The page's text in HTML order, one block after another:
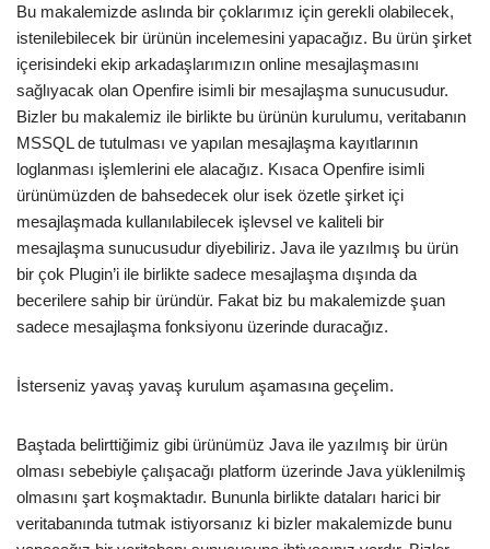
Bu makalemizde aslında bir çoklarımız için gerekli olabilecek,
istenilebilecek bir ürünün incelemesini yapacağız. Bu ürün şirket
içerisindeki ekip arkadaşlarımızın online mesajlaşmasını
sağlıyacak olan Openfire isimli bir mesajlaşma sunucusudur.
Bizler bu makalemiz ile birlikte bu ürünün kurulumu, veritabanın
MSSQL de tutulması ve yapılan mesajlaşma kayıtlarının
loglanması işlemlerini ele alacağız. Kısaca Openfire isimli
ürünümüzden de bahsedecek olur isek özetle şirket içi
mesajlaşmada kullanılabilecek işlevsel ve kaliteli bir
mesajlaşma sunucusudur diyebiliriz. Java ile yazılmış bu ürün
bir çok Plugin’i ile birlikte sadece mesajlaşma dışında da
becerilere sahip bir üründür. Fakat biz bu makalemizde şuan
sadece mesajlaşma fonksiyonu üzerinde duracağız.
İsterseniz yavaş yavaş kurulum aşamasına geçelim.
Baştada belirttiğimiz gibi ürünümüz Java ile yazılmış bir ürün
olması sebebiyle çalışacağı platform üzerinde Java yüklenilmiş
olmasını şart koşmaktadır. Bununla birlikte dataları harici bir
veritabanında tutmak istiyorsanız ki bizler makalemizde bunu